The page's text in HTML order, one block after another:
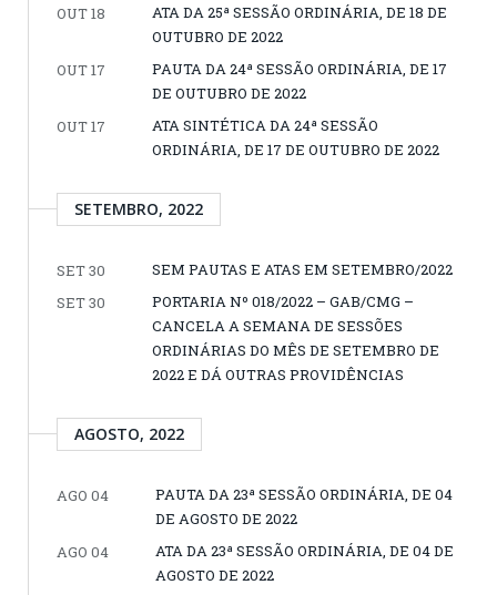
OUT 18
ATA DA 25ª SESSÃO ORDINÁRIA, DE 18 DE
OUTUBRO DE 2022
OUT 17
PAUTA DA 24ª SESSÃO ORDINÁRIA, DE 17
DE OUTUBRO DE 2022
OUT 17
ATA SINTÉTICA DA 24ª SESSÃO
ORDINÁRIA, DE 17 DE OUTUBRO DE 2022
SETEMBRO, 2022
SET 30
SEM PAUTAS E ATAS EM SETEMBRO/2022
SET 30
PORTARIA Nº 018/2022 – GAB/CMG –
CANCELA A SEMANA DE SESSÕES
ORDINÁRIAS DO MÊS DE SETEMBRO DE
2022 E DÁ OUTRAS PROVIDÊNCIAS
AGOSTO, 2022
AGO 04
PAUTA DA 23ª SESSÃO ORDINÁRIA, DE 04
DE AGOSTO DE 2022
AGO 04
ATA DA 23ª SESSÃO ORDINÁRIA, DE 04 DE
AGOSTO DE 2022